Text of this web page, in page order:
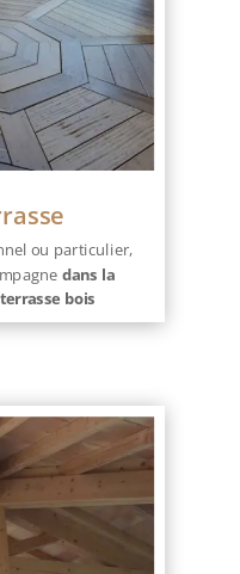
ou particulier,
dans la
bois